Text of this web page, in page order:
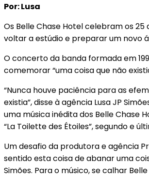
Por: Lusa
Os Belle Chase Hotel celebram os
voltar a estúdio e preparar um novo
O concerto da banda formada em
comemorar “uma coisa que não
“Nunca houve paciência para as
existia”, disse à agência Lusa JP
uma música inédita dos Belle Chase
“La Toilette des Étoiles”, segundo e
Um desafio da produtora e agência
sentido esta coisa de abanar uma
Simões. Para o músico, se calhar